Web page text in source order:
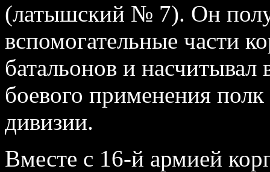
(латышский № 7). Он
вспомогательные части
батальонов и насчитывал
боевого применения
дивизии.
Вместе с 16-й армией